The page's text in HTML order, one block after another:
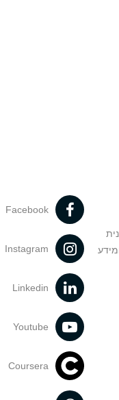
Facebook
Instagram
Linkedin
Youtube
Coursera